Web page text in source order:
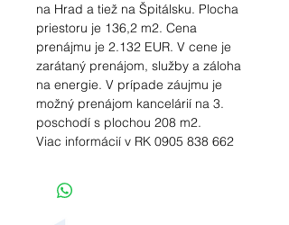
na Hrad a tiež na Špitálsku. Plocha
priestoru je 136,2 m2. Cena
prenájmu je 2.132 EUR. V cene je
zarátaný prenájom, služby a záloha
na energie. V prípade záujmu je
možný prenájom kancelárií na 3.
poschodí s plochou 208 m2.
Viac informácií v RK 0905 838 662